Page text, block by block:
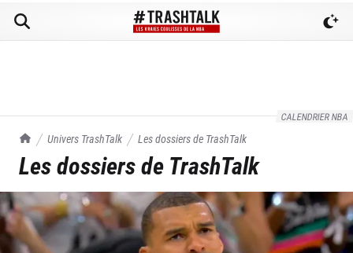
CALENDRIER NBA
TrashTalk Actu NBA
Univers TrashTalk Les dossiers de TrashTalk
Les dossiers de TrashTalk